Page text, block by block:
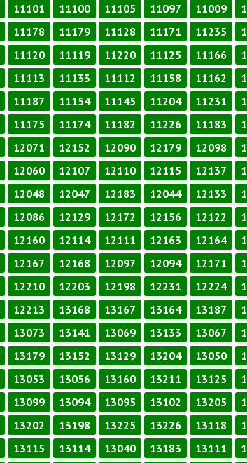
11101 11100 11105 11097 11009
11178 11179 11128 11171 11235
11120 11119 11220 11125 11166
11113 11133 11112 11158 11162
11187 11154 11145 11204 11231
11175 11174 11182 11226 11183
12071 12152 12090 12179 12098
12060 12107 12110 12115 12137
12048 12047 12183 12044 12133
12086 12129 12172 12156 12122
12160 12114 12111 12163 12164
12167 12168 12097 12094 12171
12210 12203 12198 12231 12224
12213 13168 13167 13164 13187
13073 13141 13069 13133 13067
13179 13152 13129 13204 13050
13053 13056 13160 13211 13125
13099 13094 13095 13102 13205
13202 13198 13225 13226 13118
13115 13114 13040 13183 13111